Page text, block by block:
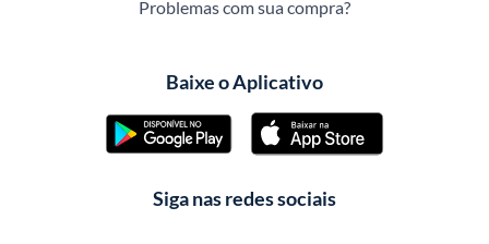
Problemas com sua compra?
Baixe o Aplicativo
Siga nas redes sociais